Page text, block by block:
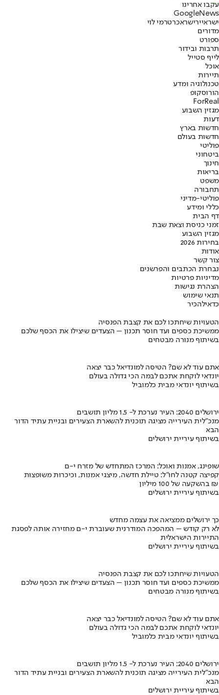
עקבו אחרינו
Googl eNews
ישראיירישראכרטרמי לוי
מדורים
ספורט
תרבות ובידור
לייף סטייל
אוכל
תיירות
טכנולוגיה ומדע
הורוסקופ
ForReal
מגזין השבוע
דעות
חדשות בארץ
חדשות בעולם
פוליטי
ביטחוני
חינוך
בריאות
משפט
תחבורה
פוליטי-מדיני
כללי ומידע
דף הבית
זמני כניסת וצאת שבת
מגזין השבוע
בחירות 2026
אודות
צור קשר
נבחרת הכתבים והפרשנים
מדיניות פרטיות
הצהרת נגישות
תנאי שימוש
כדאילהכיר
הטעויות שיחתכו לכם את קצבת הפנסיה
ממשיכת כספים ועד חוסר תכנון – הצעדים שיצילו את הכסף שלכם
בשיתוף מנורה מבטחים
אתם עוד לא שם? הטיסה למונדיאל כבר יצאה
יונדאי לוקחת אתכם לבמה הכי גדולה בעולם
בשיתוף יונדאי מבית כלמוביל
ירושלים 2040: העיר נערכת ל- 1.5 מליון תושבים
מנכ"לית העירייה מציגה תוכנית להשארת הצעירים ובניית עתיד הדור
הבא
בשיתוף עיריית ירושלים
שופינג, אמנות ואוכל: המרכז המתחדש של מזרח י-ם
קפיצה קטנה לחו"ל: טיילת חדשה, מיצגי אמנות, וכיכרות משופצות
בהשקעה של 100 מיליון ₪
בשיתוף עיריית ירושלים
כך ירושלים ממציאה את עצמה מחדש
לא רק קודש – המהפכה המודרנית שעוברת י-ם מחזירה אותה לפסגת
התיירות הישראלית
בשיתוף עיריית ירושלים
הטעויות שיחתכו לכם את קצבת הפנסיה
ממשיכת כספים ועד חוסר תכנון – הצעדים שיצילו את הכסף שלכם
בשיתוף מנורה מבטחים
אתם עוד לא שם? הטיסה למונדיאל כבר יצאה
יונדאי לוקחת אתכם לבמה הכי גדולה בעולם
בשיתוף יונדאי מבית כלמוביל
ירושלים 2040: העיר נערכת ל- 1.5 מליון תושבים
מנכ"לית העירייה מציגה תוכנית להשארת הצעירים ובניית עתיד הדור
הבא
בשיתוף עיריית ירושלים